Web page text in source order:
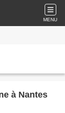
MENU
à Nantes